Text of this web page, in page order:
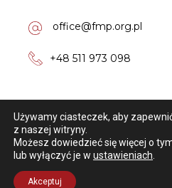
u
n
-
of­fi­ce­@fmp.org.pl
+48 511 973 098
bi­le­ty­@fmp.org.pl
+48 606 449 650
Używamy ciasteczek, aby
z naszej witryny.
Możesz dowiedzieć się więcej o
lub wyłączyć je w ustawieniach
Akceptuj